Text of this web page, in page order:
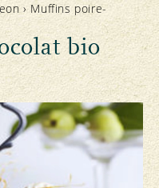
› Muffins poire-
bio